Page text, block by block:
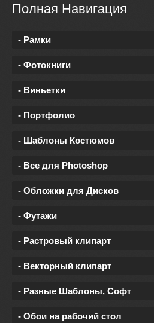
Полная Навигация
- Рамки
- Фотокниги
- Виньетки
- Портфолио
- Шаблоны Костюмов
- Все для Photoshop
- Обложки для Дисков
- Футажи
- Растровый клипарт
- Векторный клипарт
- Разные Шаблоны, Софт
- Обои на рабочий стол